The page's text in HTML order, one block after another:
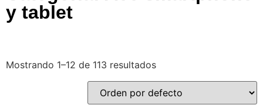
y tablet
Mostrando 1–12 de 113 resultados